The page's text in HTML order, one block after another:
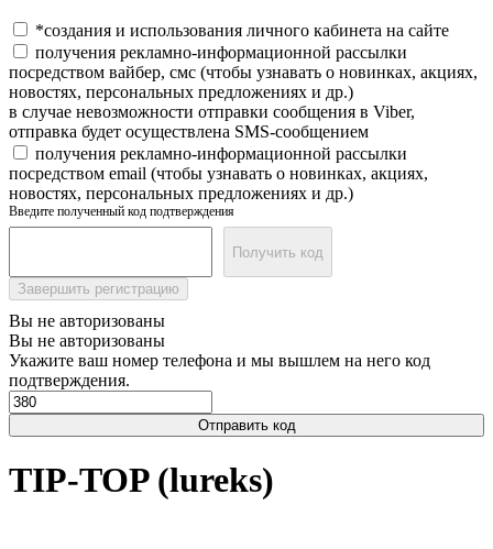
*создания и использования личного кабинета на сайте
получения рекламно-информационной рассылки
посредством вайбер, смс (чтобы узнавать о новинках, акциях,
новостях, персональных предложениях и др.)
в случае невозможности отправки сообщения в Viber,
отправка будет осуществлена SMS-сообщением
получения рекламно-информационной рассылки
посредством email (чтобы узнавать о новинках, акциях,
новостях, персональных предложениях и др.)
Введите полученный код подтверждения
Получить код
Завершить регистрацию
Вы не авторизованы
Вы не авторизованы
Укажите ваш номер телефона и мы вышлем на него код
подтверждения.
Отправить код
TIP-TOP (lureks)